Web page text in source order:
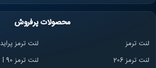
محصولات پرفروش
لنت ترمز
لنت ترمز پراید
لنت ترمز 206
لنت ترمز l 90